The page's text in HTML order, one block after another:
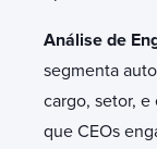
Análise de
segmenta
cargo, setor,
que CEOs